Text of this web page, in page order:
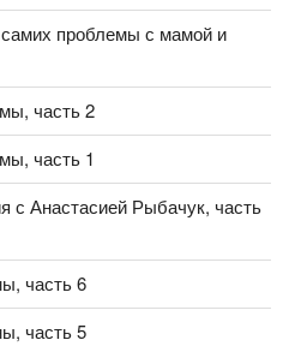
проблемы с мамой и
часть 2
часть 1
с Анастасией Рыбачук, часть
часть 6
часть 5